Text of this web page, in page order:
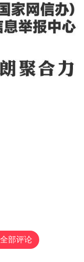
部评论